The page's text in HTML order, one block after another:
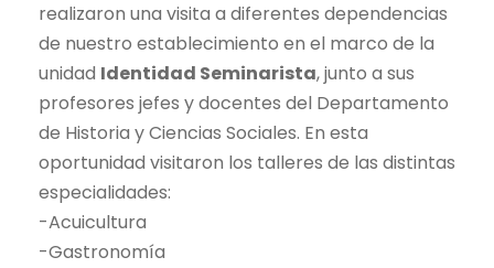
realizaron una visita a diferentes dependencias
de nuestro establecimiento en el marco de la
unidad Identidad Seminarista, junto a sus
profesores jefes y docentes del Departamento
de Historia y Ciencias Sociales. En esta
oportunidad visitaron los talleres de las distintas
especialidades:
-Acuicultura
-Gastronomía